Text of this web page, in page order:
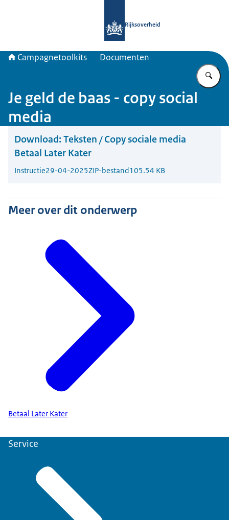
Rijksoverheid
Campagnetoolkits Documenten
Je geld de baas - copy social
media
Download: Teksten / Copy sociale media
Betaal Later Kater
Instructie29-04-2025ZIP-bestand105.54 KB
Meer over dit onderwerp
Betaal Later Kater
Service